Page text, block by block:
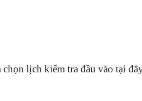
lịch kiểm tra đầu vào tại